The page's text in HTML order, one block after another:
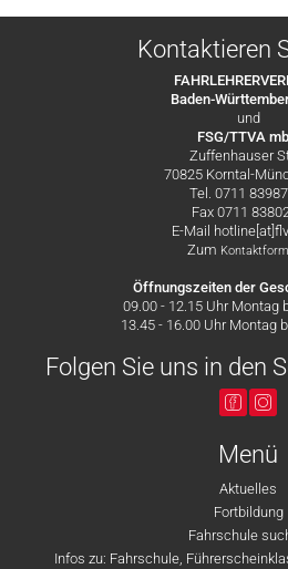
Kontaktieren
Baden-
und
FSG/TTVA
Zuffenhauser
70825 Korntal-
Tel. 0711
Fax 0711
E-Mail
Zum
Öffnungszeiten der
09.00 - 12.15 Uhr Montag
13.45 - 16.00 Uhr Montag
Folgen Sie uns in den
Menü
Aktuelles
Fortbildung
Fahrschule
Infos zu: Fahrschule,